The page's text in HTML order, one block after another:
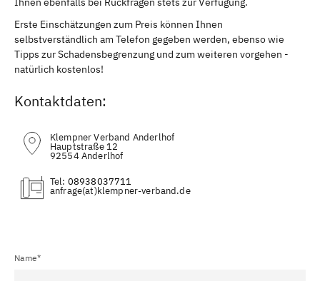
Erste Einschätzungen zum Preis können Ihnen
selbstverständlich am Telefon gegeben werden, ebenso wie
Tipps zur Schadensbegrenzung und zum weiteren vorgehen -
natürlich kostenlos!
Kontaktdaten:
Klempner Verband Anderlhof
Hauptstraße 12
92554 Anderlhof
Tel: 08938037711
(at)
Name*